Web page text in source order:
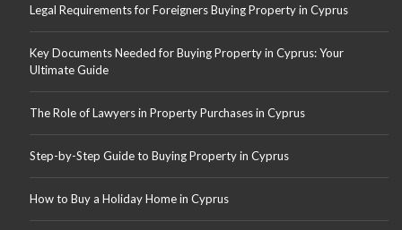
Legal Requirements for Foreigners Buying Property in Cyprus
Key Documents Needed for Buying Property in Cyprus: Your
Ultimate Guide
The Role of Lawyers in Property Purchases in Cyprus
Step-by-Step Guide to Buying Property in Cyprus
How to Buy a Holiday Home in Cyprus